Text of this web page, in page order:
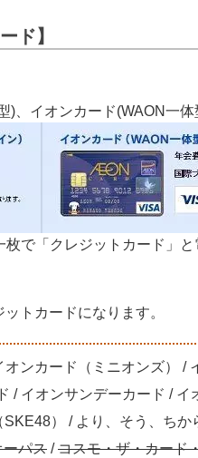
ド】
)、イオンカード(WAON一
で「クレジットカード」と
トカードになります。
ンカード（ミニオンズ） /
/ イオンサンデーカード / イ
SKE48） / より、そう、ち
ーパス /コスモ・ザ・カード